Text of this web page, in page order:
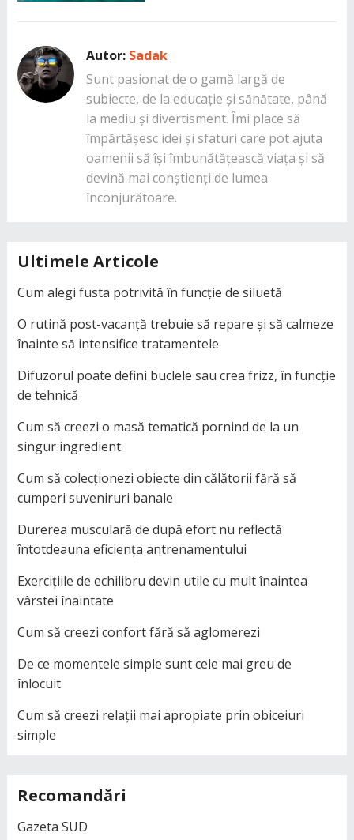
Autor: Sadak
Sunt pasionat de o gamă largă de
subiecte, de la educație și sănătate, până
la mediu și divertisment. Îmi place să
împărtășesc idei și sfaturi care pot ajuta
oamenii să își îmbunătățească viața și să
devină mai conștienți de lumea
înconjurătoare.
Ultimele Articole
Cum alegi fusta potrivită în funcție de siluetă
O rutină post-vacanță trebuie să repare și să calmeze
înainte să intensifice tratamentele
Difuzorul poate defini buclele sau crea frizz, în funcție
de tehnică
Cum să creezi o masă tematică pornind de la un
singur ingredient
Cum să colecționezi obiecte din călătorii fără să
cumperi suveniruri banale
Durerea musculară de după efort nu reflectă
întotdeauna eficiența antrenamentului
Exercițiile de echilibru devin utile cu mult înaintea
vârstei înaintate
Cum să creezi confort fără să aglomerezi
De ce momentele simple sunt cele mai greu de
înlocuit
Cum să creezi relații mai apropiate prin obiceiuri
simple
Recomandări
Gazeta SUD